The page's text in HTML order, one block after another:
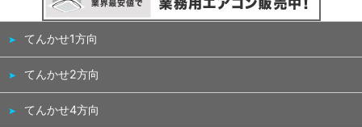
てんかせ1方向
てんかせ2方向
てんかせ4方向